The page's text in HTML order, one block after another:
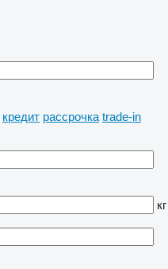
кредит рассрочка trade-in
кг